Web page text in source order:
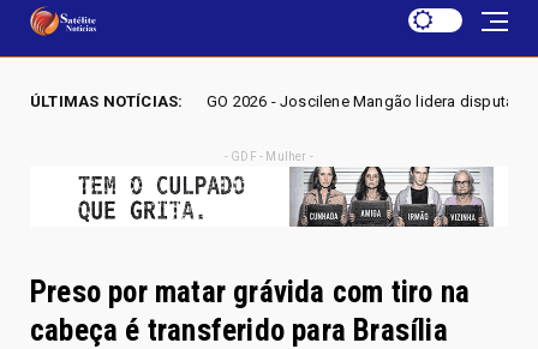
ÚLTIMAS NOTÍCIAS:
GO 2026 - Joscilene Mangão lidera disputa por vaga na Alego em
- GDF - Mulher -
Preso por matar grávida com tiro na
cabeça é transferido para Brasília